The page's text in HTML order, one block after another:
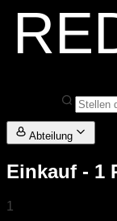
Abteilung
Einkauf - 1
1